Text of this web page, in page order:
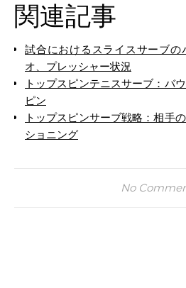
関連記事
試合におけるスライスサーブの
オ、プレッシャー状況
トップスピンテニスサーブ：バ
ピン
トップスピンサーブ戦略：相手
ショニング
No